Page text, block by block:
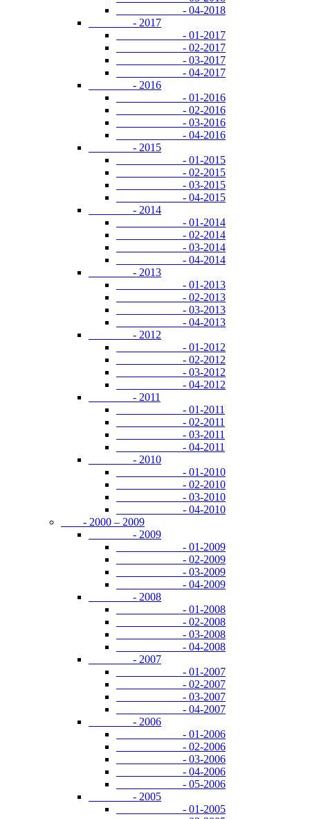
- 04-2018
- 2017
- 01-2017
- 02-2017
- 03-2017
- 04-2017
- 2016
- 01-2016
- 02-2016
- 03-2016
- 04-2016
- 2015
- 01-2015
- 02-2015
- 03-2015
- 04-2015
- 2014
- 01-2014
- 02-2014
- 03-2014
- 04-2014
- 2013
- 01-2013
- 02-2013
- 03-2013
- 04-2013
- 2012
- 01-2012
- 02-2012
- 03-2012
- 04-2012
- 2011
- 01-2011
- 02-2011
- 03-2011
- 04-2011
- 2010
- 01-2010
- 02-2010
- 03-2010
- 04-2010
- 2000 – 2009
- 2009
- 01-2009
- 02-2009
- 03-2009
- 04-2009
- 2008
- 01-2008
- 02-2008
- 03-2008
- 04-2008
- 2007
- 01-2007
- 02-2007
- 03-2007
- 04-2007
- 2006
- 01-2006
- 02-2006
- 03-2006
- 04-2006
- 05-2006
- 2005
- 01-2005